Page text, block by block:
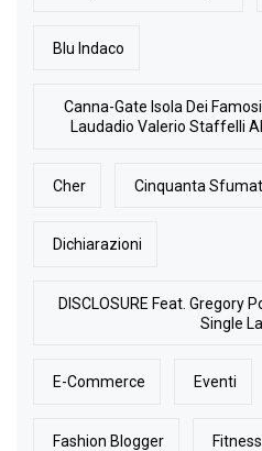
Blu Indaco
Canna-Gate Isola Dei
Laudadio Valerio Staffelli
Cher Cinquanta
Dichiarazioni
DISCLOSURE Feat. Gregory
Single
E-Commerce Eventi
Fashion Blogger Fitness